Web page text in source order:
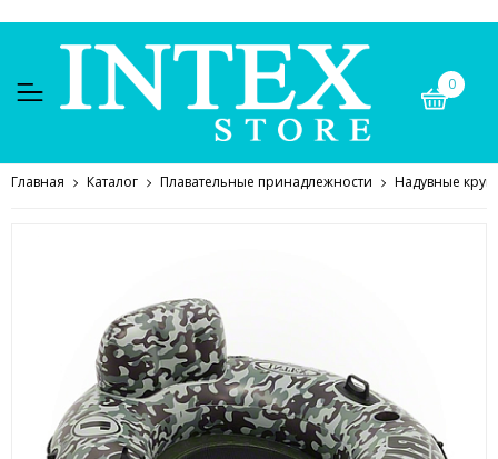
0
Главная Каталог Плавательные принадлежности Надувные